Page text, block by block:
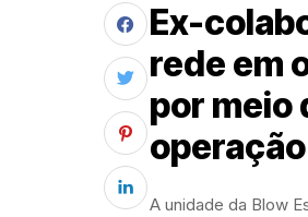
Ex-
rede em
por meio
operação
A unidade da Blow